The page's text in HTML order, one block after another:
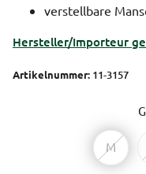
verstellbare
Hersteller/Importeur
Artikelnummer: 11-3157
M